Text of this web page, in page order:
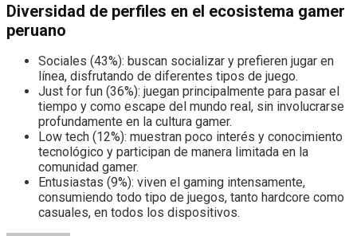
Diversidad de perfiles en el ecosistema gamer
peruano
Sociales (43%): buscan socializar y prefieren jugar en
línea, disfrutando de diferentes tipos de juego.
Just for fun (36%): juegan principalmente para pasar el
tiempo y como escape del mundo real, sin involucrarse
profundamente en la cultura gamer.
Low tech (12%): muestran poco interés y conocimiento
tecnológico y participan de manera limitada en la
comunidad gamer.
Entusiastas (9%): viven el gaming intensamente,
consumiendo todo tipo de juegos, tanto hardcore como
casuales, en todos los dispositivos.